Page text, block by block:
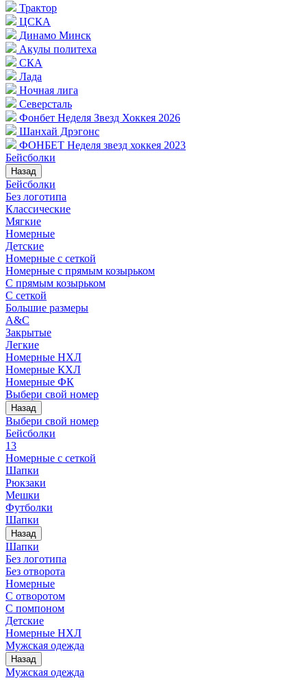
Трактор
ЦСКА
Динамо Минск
Акулы политеха
СКА
Лада
Ночная лига
Северсталь
Фонбет Неделя Звезд Хоккея 2026
Шанхай Дрэгонс
ФОНБЕТ Неделя звезд хоккея 2023
Бейсболки
Назад
Бейсболки
Без логотипа
Классические
Мягкие
Номерные
Детские
Номерные с сеткой
Номерные с прямым козырьком
С прямым козырьком
С сеткой
Большие размеры
A&C
Закрытые
Легкие
Номерные НХЛ
Номерные КХЛ
Номерные ФК
Выбери свой номер
Назад
Выбери свой номер
Бейсболки
13
Номерные с сеткой
Шапки
Рюкзаки
Мешки
Футболки
Шапки
Назад
Шапки
Без логотипа
Без отворота
Номерные
С отворотом
С помпоном
Детские
Номерные НХЛ
Мужская одежда
Назад
Мужская одежда